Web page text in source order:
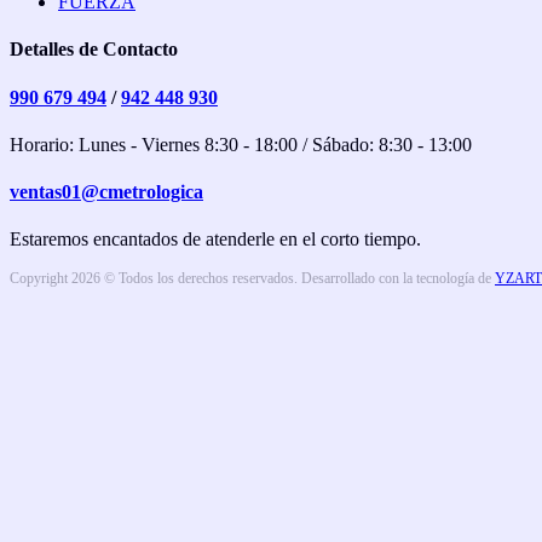
Detalles de Contacto
990 679 494 /942 448 930
Horario: Lunes - Viernes 8:30 - 18:00 / Sábado: 8:30 - 13:00
ventas01@cmetrologica
Estaremos encantados de atenderle en el corto tiempo.
Copyright 2026 © Todos los derechos reservados. Desarrollado con la tecnología de